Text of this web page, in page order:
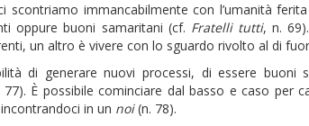
scontriamo immancabilmente con l’umanità
oppure buoni samaritani (cf. Fratelli tutti, n.
un altro è vivere con lo sguardo rivolto al di
di generare nuovi processi, di essere buoni
È possibile cominciare dal basso e caso per
in un noi(n. 78).